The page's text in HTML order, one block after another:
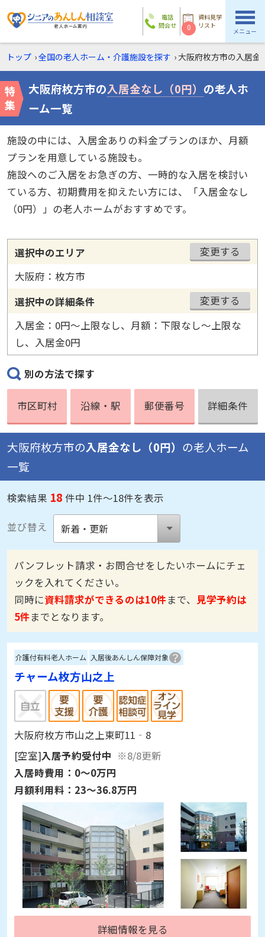
電話
問合せ
資料見学
リスト
0 メニュー
トップ ›全国の老人ホーム・介護施設を探す ›大阪府枚方市の 入居金
大阪府枚方市の入居金なし（0円） の老人ホ
ーム一覧
施設の中には、入居金ありの料金プランのほか、月額
プランを用意している施設も。
施設へのご入居をお急ぎの方、一時的な入居を検討い
ている方、初期費用を抑えたい方には、「入居金なし
（0円）」の老人ホームがおすすめです。
選択中のエリア
変更する
大阪府：枚方市
選択中の詳細条件
変更する
入居金：0円〜上限なし、月額：下限なし〜上限な
し、入居金0円
別の方法で探す
市区町村 沿線・駅 郵便番号 詳細条件
大阪府枚方市の入居金なし（0円） の老人ホーム
一覧
検索結果 18 件中 1件～18件を表示
並び替え
パンフレット請求・お問合せをしたいホームにチェ
ックを入れてください。
同時に資料請求ができるのは10件まで、 見学予約は
5件までとなります。
介護付有料老人ホーム 入居後あんしん保障対象
チャーム枚方山之上
大阪府枚方市山之上東町11‐8
[空室]入居予約受付中 ※8/8更新
入居時費用： 0～0万円
月額利用料： 23～36.8万円
詳細情報を見る